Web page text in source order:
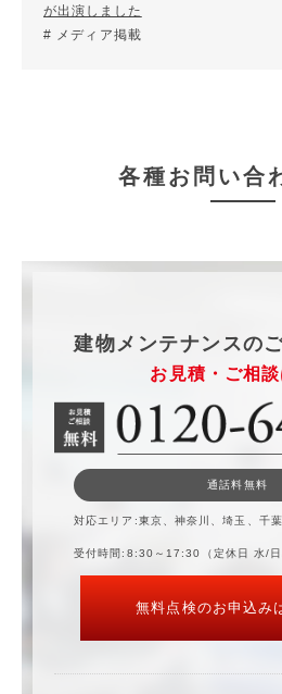
が出演しました
メディア掲載
各種お問い合
建物メンテナンスの
お見積・ご相
通話料無料
対応エリア 東京、神奈川、埼玉、千
受付時間 8:30～17:30（定休日 水/日
無料点検のお申込み